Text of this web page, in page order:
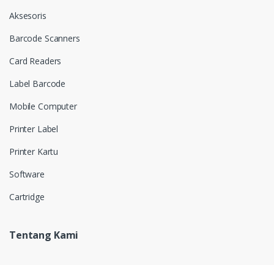
Aksesoris
Barcode Scanners
Card Readers
Label Barcode
Mobile Computer
Printer Label
Printer Kartu
Software
Cartridge
Tentang Kami